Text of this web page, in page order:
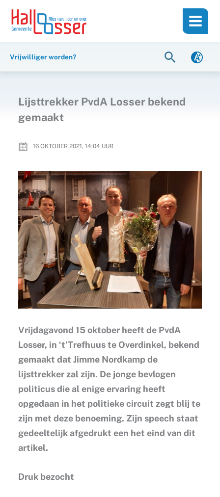
inhoud
naar
Vrijwilliger worden? Zoeken
Lijsttrekker PvdA Losser bekend
gemaakt
16 OKTOBER 2021, 14:04 UUR
Vrijdagavond 15 oktober heeft de PvdA
Losser, in ‘t’Trefhuus te Overdinkel, bekend
gemaakt dat Jimme Nordkamp de
lijsttrekker zal zijn. De jonge bevlogen
politicus die al enige ervaring heeft
opgedaan in het politieke circuit zegt blij te
zijn met deze benoeming. Zijn speech staat
gedeeltelijk afgedrukt een het eind van dit
artikel.
Druk bezocht